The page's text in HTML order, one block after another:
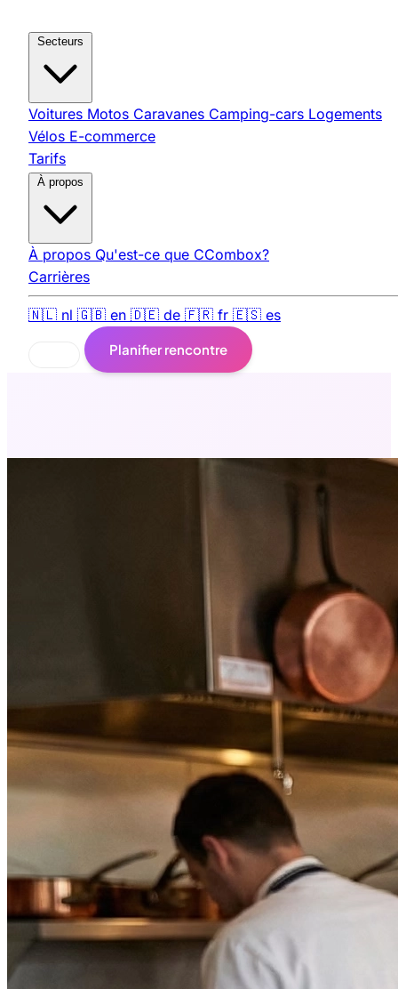
Voitures Motos Caravanes Camping-cars Logements
Vélos E-commerce
Tarifs
À propos Qu'est-ce que CCombox?
Carrières
🇳🇱 nl 🇬🇧 en 🇩🇪 de 🇫🇷 fr 🇪🇸 es
Planifier rencontre